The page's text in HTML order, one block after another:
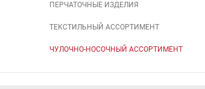
ПЕРЧАТОЧНЫЕ ИЗДЕЛИЯ
ТЕКСТИЛЬНЫЙ АССОРТИМЕНТ
ЧУЛОЧНО-НОСОЧНЫЙ АССОРТИМЕНТ